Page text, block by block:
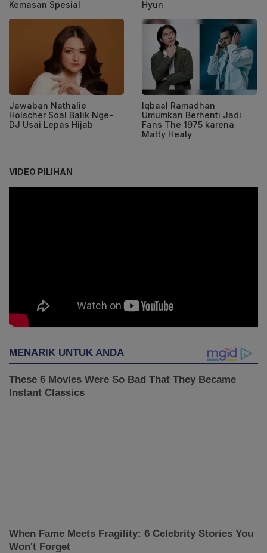
Kemasan Spesial Hyun
Jawaban Nathalie
Holscher Soal Balik Nge-
DJ Usai Lepas Hijab
Iqbaal Ramadhan
Umumkan Berhenti Jadi
Fans The 1975 karena
Matty Healy
VIDEO PILIHAN